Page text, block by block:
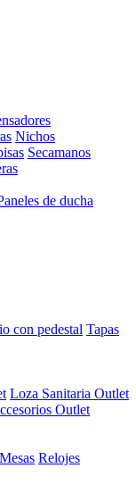
Nichos
Secamanos
de ducha
con pedestal Tapas
Loza Sanitaria Outlet
Outlet
Mesas Relojes